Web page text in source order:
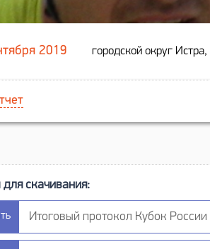
2019 городской округ
Итоговый протокол Кубок